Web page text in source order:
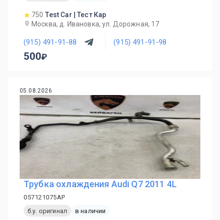
750 Test Car | Тест Кар
Москва, д. Ивановка, ул. Дорожная, 17
(915) 491-91-88 (915) 491-91-98
500
05.08.2026
Трубка охлаждения Audi Q7 2011 4L
057121075AP
б.у. оригинал
в наличии